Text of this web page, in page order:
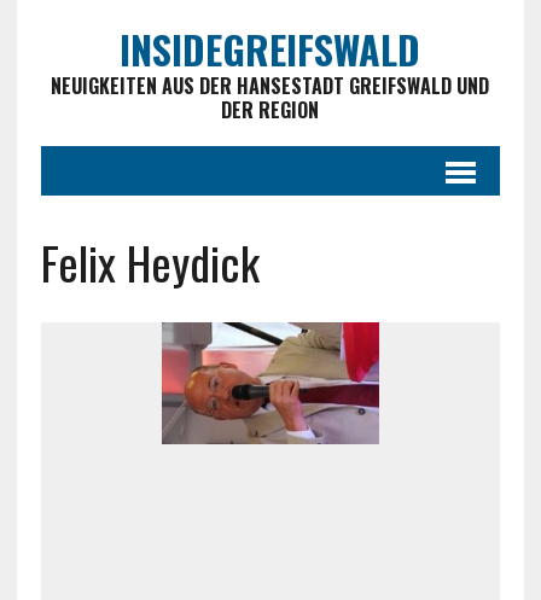
INSIDEGREIFSWALD
NEUIGKEITEN AUS DER HANSESTADT GREIFSWALD UND
DER REGION
Felix Heydick